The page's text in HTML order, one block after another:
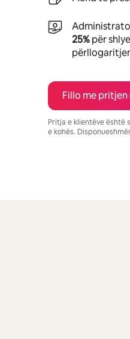
25%për
Fillo me
Pritja e klientëve është
e kohës.